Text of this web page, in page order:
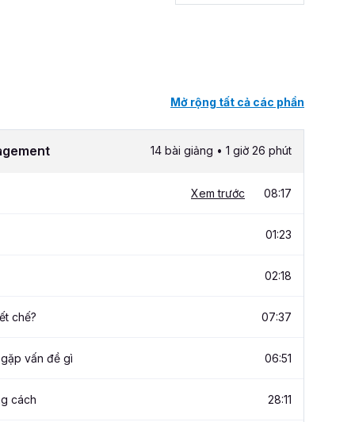
Mở rộng tất cả các phần
14 bài giảng • 1 giờ 26 phút
Xem trước 08:17
01:23
02:18
chế? 07:37
vấn đề gì 06:51
cách 28:11